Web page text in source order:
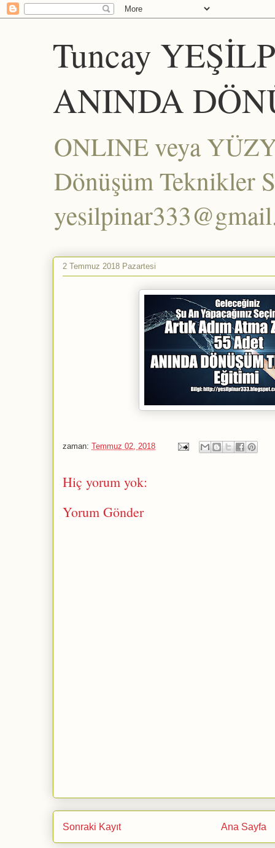
Tuncay
ANINDA
ONLINE veya
Dönüşüm Teknikler
2 Temmuz 2018 Pazartesi
zaman: Temmuz 02, 2018
Hiç yorum yok:
Yorum Gönder
Sonraki Kayıt Ana Sayfa